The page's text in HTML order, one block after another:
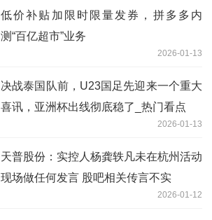
低价补贴加限时限量发券，拼多多内
测“百亿超市”业务
2026-01-13
决战泰国队前，U23国足先迎来一个重大
喜讯，亚洲杯出线彻底稳了_热门看点
2026-01-13
天普股份：实控人杨龚轶凡未在杭州活动
现场做任何发言 股吧相关传言不实
2026-01-12